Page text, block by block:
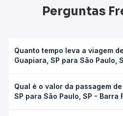
Perguntas
Quanto tempo leva a viagem
Guapiara, SP para São Paulo,
Barra Funda leva em média 5h
conforme a viação, o tipo de
Qual é o valor da passagem
SP para São Paulo, SP - Barra